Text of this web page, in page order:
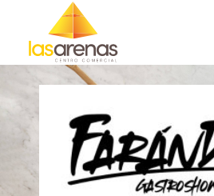
content